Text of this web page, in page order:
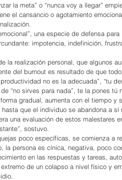
la meta” o “nunca voy a llegar”
el cansancio o agotamiento
una especie de defensa
impotencia, indefinición,
la realización personal, que algunos
del burnout es resultado de que
no es la adecuada”, “tu
“no sirves para nada”, te la pones tú
gradual, aumenta con el tiempo y
que el individuo se abandona a sí
una evaluación de estos malestares
sostuvo.
poco específicas, se comienza a
la persona es cínica, negativa, poco
en las respuestas y tareas,
de un colapso a nivel físico y